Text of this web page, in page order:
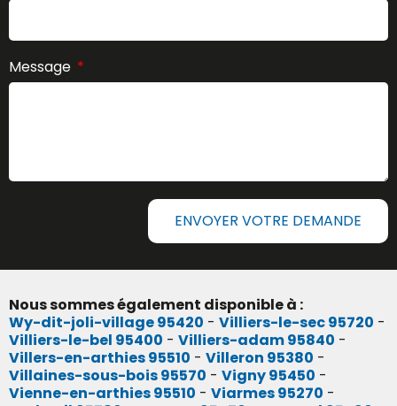
Message
ENVOYER VOTRE DEMANDE
Nous sommes également disponible à :
Wy-dit-joli-village 95420 - Villiers-le-sec 95720 -
Villiers-le-bel 95400 - Villiers-adam 95840 -
Villers-en-arthies 95510 - Villeron 95380 -
Villaines-sous-bois 95570 - Vigny 95450 -
Vienne-en-arthies 95510 - Viarmes 95270 -